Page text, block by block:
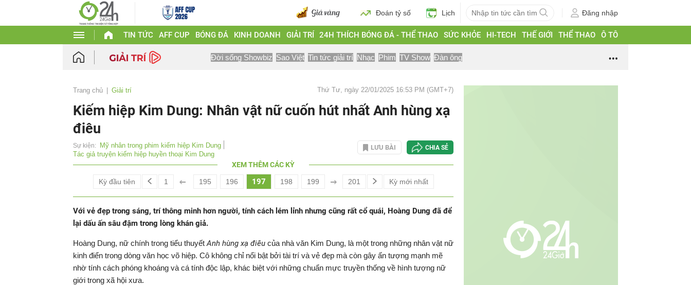
Đoán tỷ số Lịch Đăng nhập
TIN TỨC AFF CUP BÓNG ĐÁ KINH DOANH GIẢI TRÍ 24H THÍCH BÓNG ĐÁ - THỂ THAO SỨC KHỎE HI-TECH THẾ GIỚI THỂ THAO Ô TÔ
Đời sống Showbiz Sao Việt Tin tức giải trí Nhạc Phim TV Show Đàn ông
Trang chủ Giải trí Thứ Tư, ngày 22/01/2025 16:53 PM (GMT+7)
Kiếm hiệp Kim Dung: Nhân vật nữ cuốn hút nhất Anh hùng xạ
điêu
Sự kiện:
Mỹ nhân trong phim kiếm hiệp Kim Dung
Tác giả truyện kiếm hiệp huyền thoại Kim Dung
LƯU BÀI CHIA SẺ
XEM THÊM CÁC KỲ
Kỳ đầu tiên 1 195 196 197 198 199 201 Kỳ mới nhất
Với vẻ đẹp trong sáng, trí thông minh hơn người, tính cách lém lỉnh nhưng cũng rất cổ quái, Hoàng Dung đã để
lại dấu ấn sâu đậm trong lòng khán giả.
Hoàng Dung, nữ chính trong tiểu thuyết Anh hùng xạ điêu của nhà văn Kim Dung, là một trong những nhân vật nữ
kinh điển trong dòng văn học võ hiệp. Cô không chỉ nổi bật bởi tài trí và vẻ đẹp mà còn gây ấn tượng mạnh mẽ
nhờ tính cách phóng khoáng và cá tính độc lập, khác biệt với những chuẩn mực truyền thống về hình tượng nữ
giới trong xã hội xưa.